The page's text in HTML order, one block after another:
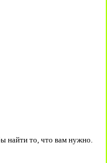
найти то, что вам нужно.